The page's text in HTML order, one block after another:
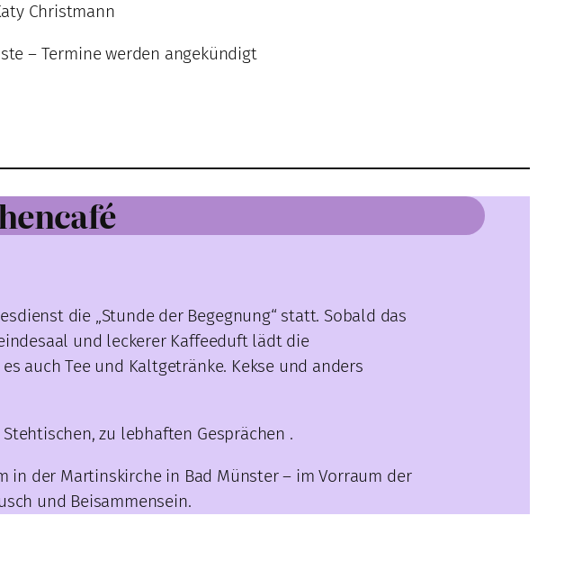
Christmann
– Termine werden angekündigt
die „Stunde der Begegnung“ statt. Sobald das
und leckerer Kaffeeduft lädt die
auch Tee und Kaltgetränke. Kekse und anders
zu lebhaften Gesprächen .
der Martinskirche in Bad Münster – im Vorraum der
und Beisammensein.